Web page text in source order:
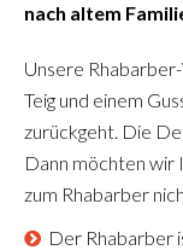
nach altem
Unsere
Teig und einem
zurückgeht. Die
Dann möchten wir
zum Rhabarber
Der Rhabarber